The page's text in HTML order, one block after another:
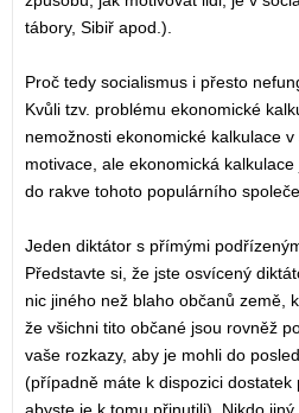
tábory, Sibiř apod.).
Proč tedy socialismus i přesto
Kvůli tzv. problému ekonomické
nemožnosti ekonomické kalkulace
motivace, ale ekonomická
do rakve tohoto populárního
Jeden diktátor s přímými
Představte si, že jste osvícený
nic jiného než blaho občanů země,
že všichni tito občané jsou rovněž
vaše rozkazy, aby je mohli do
(případně máte k dispozici dostatek